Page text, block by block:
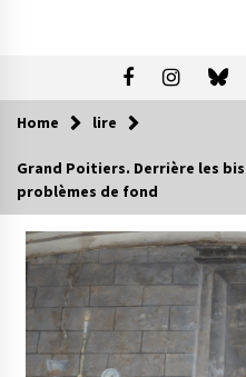
Home lire
Grand Poitiers. Derrière les
problèmes de fond